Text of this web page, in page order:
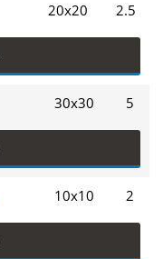
20х20 2.5
30х30 5
10х10 2